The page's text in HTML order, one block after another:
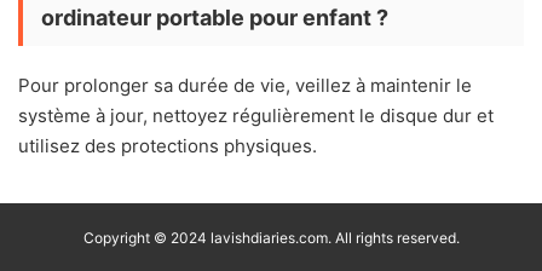
ordinateur portable pour enfant ?
Pour prolonger sa durée de vie, veillez à maintenir le
système à jour, nettoyez régulièrement le disque dur et
utilisez des protections physiques.
Copyright © 2024 lavishdiaries.com. All rights reserved.